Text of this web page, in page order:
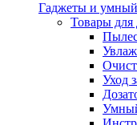
Гаджеты и
Товары для
Уход